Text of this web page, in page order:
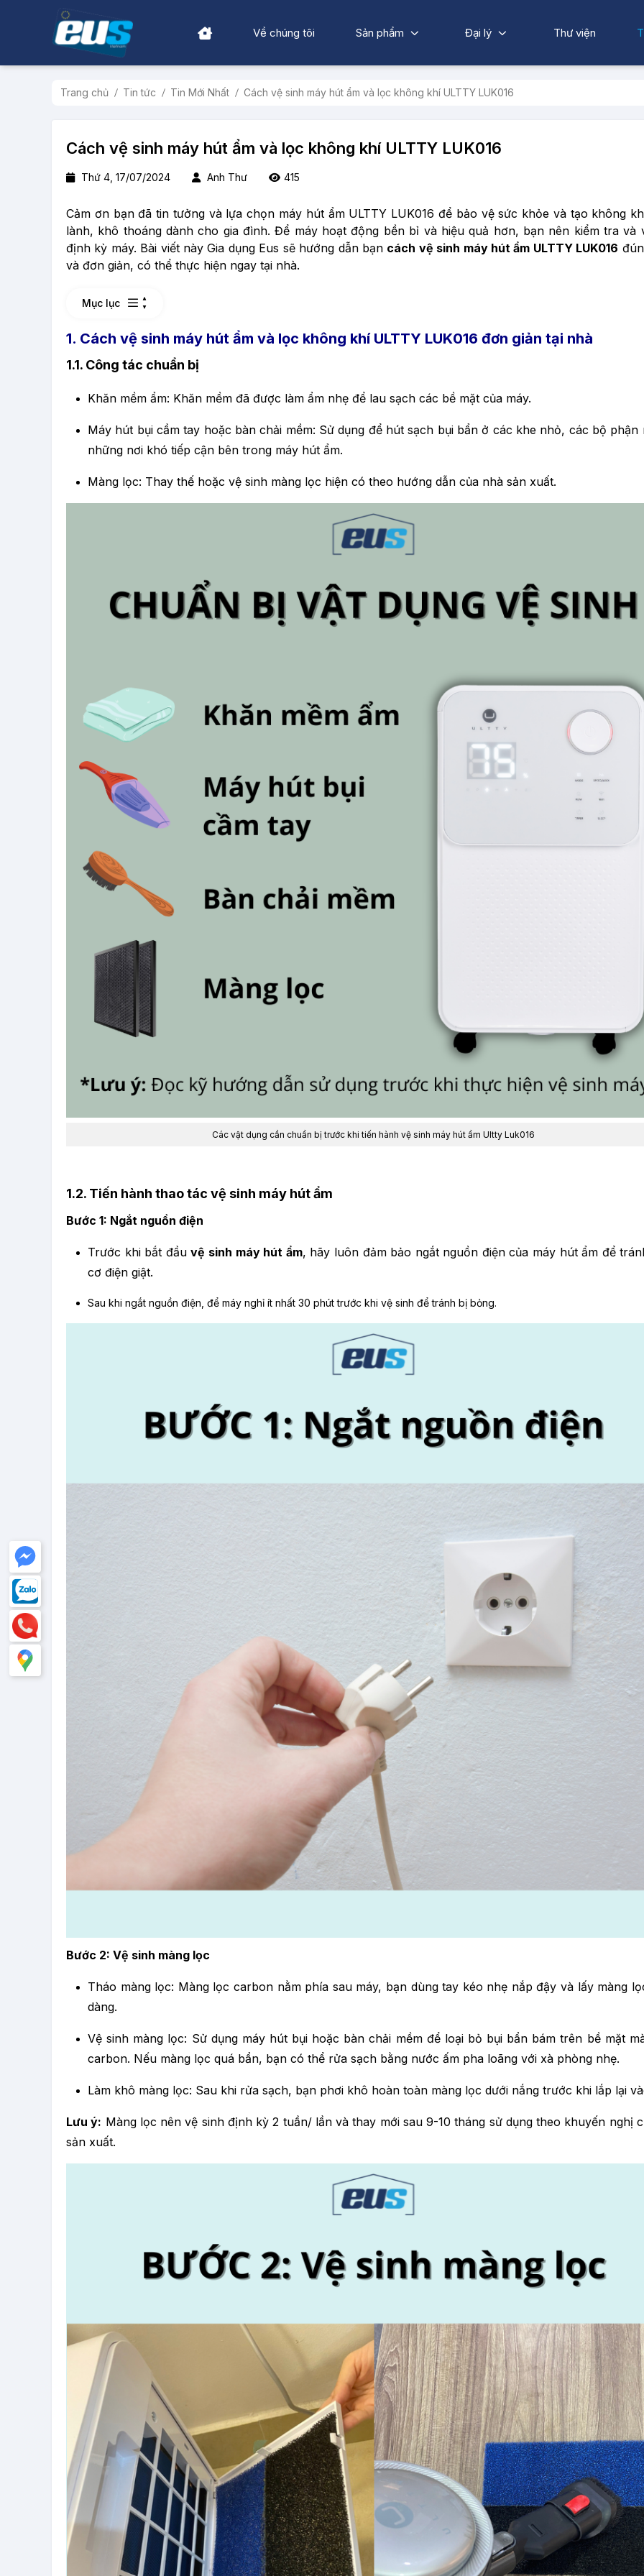
Về chúng tôi Sản phẩm Đại lý Thư viện
Trang chủ Tin tức Tin Mới Nhất Cách vệ sinh máy hút ẩm và lọc không khí ULTTY LUK016
Cách vệ sinh máy hút ẩm và lọc không khí ULTTY LUK016
Thứ 4, 17/07/2024 Anh Thư 415
Cảm ơn bạn đã tin tưởng và lựa chọn máy hút ẩm ULTTY LUK016 để bảo vệ sức khỏe và tạo không
lành, khô thoáng dành cho gia đình. Để máy hoạt động bền bỉ và hiệu quả hơn, bạn nên kiểm tra và
định kỳ máy. Bài viết này Gia dụng Eus sẽ hướng dẫn bạn cách vệ sinh máy hút ẩm ULTTY LUK016
và đơn giản, có thể thực hiện ngay tại nhà.
Mục lục
1. Cách vệ sinh máy hút ẩm và lọc không khí ULTTY LUK016 đơn giản tại nhà
1.1. Công tác chuẩn bị
Khăn mềm ẩm: Khăn mềm đã được làm ẩm nhẹ để lau sạch các bề mặt của máy.
Máy hút bụi cầm tay hoặc bàn chải mềm: Sử dụng để hút sạch bụi bẩn ở các khe nhỏ, các bộ phận
những nơi khó tiếp cận bên trong máy hút ẩm.
Màng lọc: Thay thế hoặc vệ sinh màng lọc hiện có theo hướng dẫn của nhà sản xuất.
Các vật dụng cần chuẩn bị trước khi tiến hành vệ sinh máy hút ẩm Ultty Luk016
1.2. Tiến hành thao tác vệ sinh máy hút ẩm
Bước 1: Ngắt nguồn điện
Trước khi bắt đầuvệ sinh máy hút ẩm, hãy luôn đảm bảo ngắt nguồn điện của máy hút ẩm để
cơ điện giật.
Sau khi ngắt nguồn điện, để máy nghỉ ít nhất 30 phút trước khi vệ sinh để tránh bị bỏng.
Bước 2: Vệ sinh màng lọc
Tháo màng lọc: Màng lọc carbon nằm phía sau máy, bạn dùng tay kéo nhẹ nắp đậy và lấy màng
dàng.
Vệ sinh màng lọc: Sử dụng máy hút bụi hoặc bàn chải mềm để loại bỏ bụi bẩn bám trên bề mặt
carbon. Nếu màng lọc quá bẩn, bạn có thể rửa sạch bằng nước ấm pha loãng với xà phòng nhẹ.
Làm khô màng lọc: Sau khi rửa sạch, bạn phơi khô hoàn toàn màng lọc dưới nắng trước khi lắp lại
Lưu ý: Màng lọc nên vệ sinh định kỳ 2 tuần/ lần và thay mới sau 9-10 tháng sử dụng theo khuyến nghị
sản xuất.